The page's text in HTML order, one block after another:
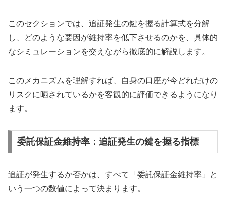
このセクションでは、追証発生の鍵を握る計算式を分解
し、どのような要因が維持率を低下させるのかを、具体的
なシミュレーションを交えながら徹底的に解説します。
このメカニズムを理解すれば、自身の口座が今どれだけの
リスクに晒されているかを客観的に評価できるようになり
ます。
委託保証金維持率：追証発生の鍵を握る指標
追証が発生するか否かは、すべて「委託保証金維持率」と
いう一つの数値によって決まります。